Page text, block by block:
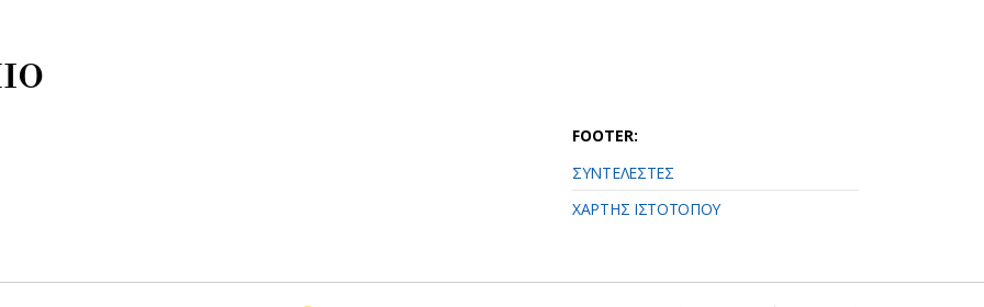
FOOTER:
ΣΥΝΤΕΛΕΣΤΕΣ
ΧΑΡΤΗΣ ΙΣΤΟΤΟΠΟΥ